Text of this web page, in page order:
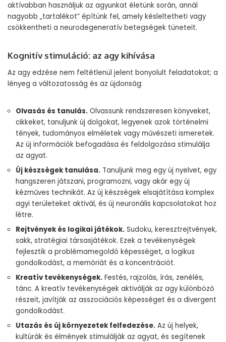
aktívabban használjuk az agyunkat életünk során, annál
nagyobb „tartalékot” építünk fel, amely késleltetheti vagy
csökkentheti a neurodegeneratív betegségek tüneteit.
Kognitív stimuláció: az agy kihívása
Az agy edzése nem feltétlenül jelent bonyolult feladatokat; a
lényeg a változatosság és az újdonság:
Olvasás és tanulás. Olvassunk rendszeresen könyveket,
cikkeket, tanuljunk új dolgokat, legyenek azok történelmi
tények, tudományos elméletek vagy művészeti ismeretek.
Az új információk befogadása és feldolgozása stimulálja
az agyat.
Új készségek tanulása. Tanuljunk meg egy új nyelvet, egy
hangszeren játszani, programozni, vagy akár egy új
kézműves technikát. Az új készségek elsajátítása komplex
agyi területeket aktivál, és új neuronális kapcsolatokat hoz
létre.
Rejtvények és logikai játékok. Sudoku, keresztrejtvények,
sakk, stratégiai társasjátékok. Ezek a tevékenységek
fejlesztik a problémamegoldó képességet, a logikus
gondolkodást, a memóriát és a koncentrációt.
Kreatív tevékenységek. Festés, rajzolás, írás, zenélés,
tánc. A kreatív tevékenységek aktiválják az agy különböző
részeit, javítják az asszociációs képességet és a divergent
gondolkodást.
Utazás és új környezetek felfedezése. Az új helyek,
kultúrák és élmények stimulálják az agyat, és segítenek